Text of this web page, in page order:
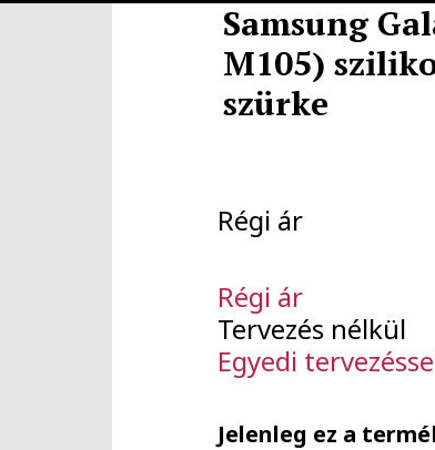
Samsung
M105)
szürke
Régi ár
Régi ár
Tervezés nélkül
Egyedi
Jelenleg ez a